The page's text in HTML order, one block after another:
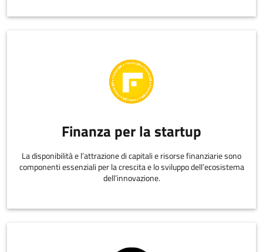
Finanza per la startup
La disponibilità e l’attrazione di capitali e risorse finanziarie sono
componenti essenziali per la crescita e lo sviluppo dell’ecosistema
dell’innovazione.